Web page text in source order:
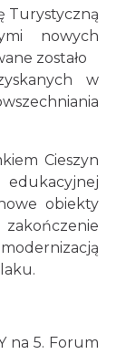
Turystyczną
nowych
zostało
w
Cieszyn
obiekty
na 5. Forum